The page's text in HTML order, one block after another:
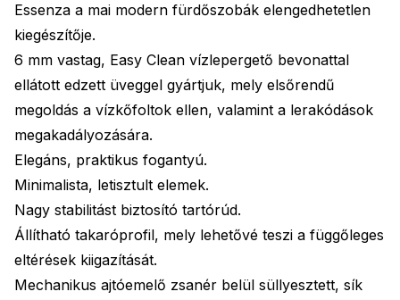
Essenza a mai modern fürdőszobák elengedhetetlen
kiegészítője.
6 mm vastag, Easy Clean vízlepergető bevonattal
ellátott edzett üveggel gyártjuk, mely elsőrendű
megoldás a vízkőfoltok ellen, valamint a lerakódások
megakadályozására.
Elegáns, praktikus fogantyú.
Minimalista, letisztult elemek.
Nagy stabilitást biztosító tartórúd.
Állítható takaróprofil, mely lehetővé teszi a függőleges
eltérések kiigazítását.
Mechanikus ajtóemelő zsanér belül süllyesztett, sík